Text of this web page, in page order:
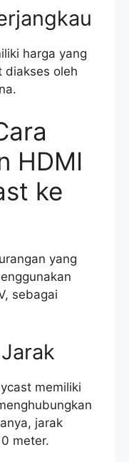
harga yang
diakses oleh
HDMI
ke
yang
sebagai
memiliki
jarak
meter.